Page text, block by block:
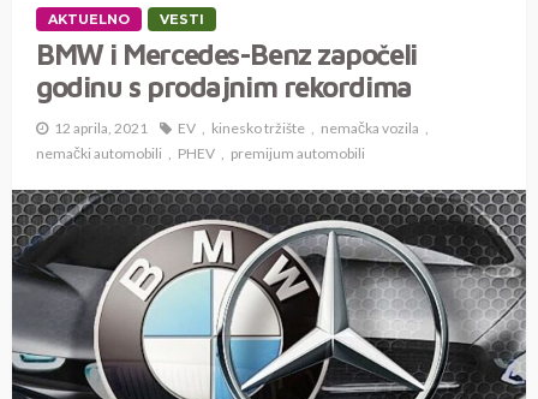
AKTUELNO VESTI
BMW i Mercedes-Benz započeli
godinu s prodajnim rekordima
12 aprila, 2021 EV kinesko tržište
nemačka vozila
nemački automobili
PHEV premijum automobili